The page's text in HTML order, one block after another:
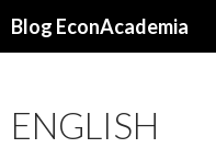
Blog EconAcademia
ENGLISH